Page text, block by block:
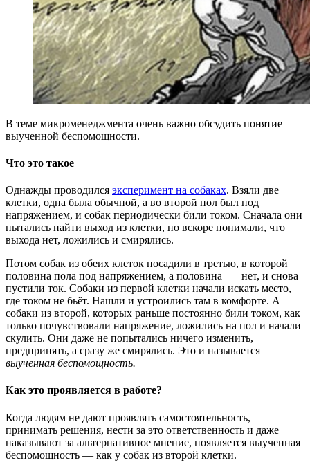
В теме микроменеджмента очень важно обсудить понятие
выученной беспомощности.
Что это такое
Однажды проводился эксперимент на собаках. Взяли две
клетки, одна была обычной, а во второй пол был под
напряжением, и собак периодически били током. Сначала они
пытались найти выход из клетки, но вскоре понимали, что
выхода нет, ложились и смирялись.
Потом собак из обеих клеток посадили в третью, в которой
половина пола под напряжением, а половина — нет, и снова
пустили ток. Собаки из первой клетки начали искать место,
где током не бьёт. Нашли и устроились там в комфорте. А
собаки из второй, которых раньше постоянно били током, как
только почувствовали напряжение, ложились на пол и начали
скулить. Они даже не попытались ничего изменить,
предпринять, а сразу же смирялись. Это и называется
выученная беспомощность.
Как это проявляется в работе?
Когда людям не дают проявлять самостоятельность,
принимать решения, нести за это ответственность и даже
наказывают за альтернативное мнение, появляется выученная
беспомощность — как у собак из второй клетки.